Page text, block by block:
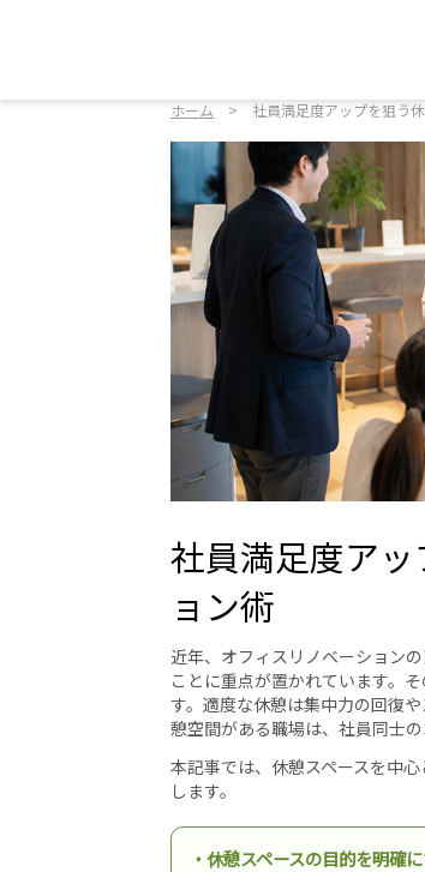
ホーム 社員満足度アップを狙う
社員満足度ア
ョン術
近年、オフィスリノベーション
ことに重点が置かれています。
す。適度な休憩は集中力の回復
憩空間がある職場は、社員同士
本記事では、休憩スペースを中
します。
・休憩スペースの目的を明確